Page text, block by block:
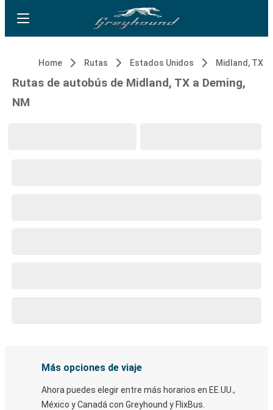
Home Rutas Estados Unidos Midland, TX
Rutas de autobús de Midland, TX a Deming,
NM
Más opciones de viaje
Ahora puedes elegir entre más horarios en EE.UU.,
México y Canadá con Greyhound y FlixBus.